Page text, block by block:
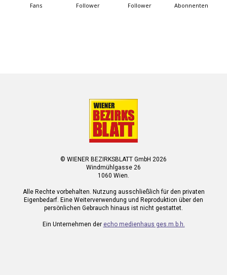
Fans Follower Follower Abonnenten
© WIENER BEZIRKSBLATT GmbH 2026
Windmühlgasse 26
1060 Wien.
Alle Rechte vorbehalten. Nutzung ausschließlich für den privaten
Eigenbedarf. Eine Weiterverwendung und Reproduktion über den
persönlichen Gebrauch hinaus ist nicht gestattet.
Ein Unternehmen der echo medienhaus ges.m.b.h.